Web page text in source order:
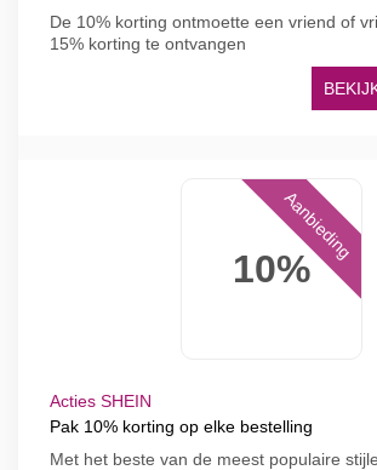
De 10% korting ontmoette een vriend of
15% korting te ontvangen
10%
Aanbieding
Acties SHEIN
Pak 10% korting op elke bestelling
Met het beste van de meest populaire